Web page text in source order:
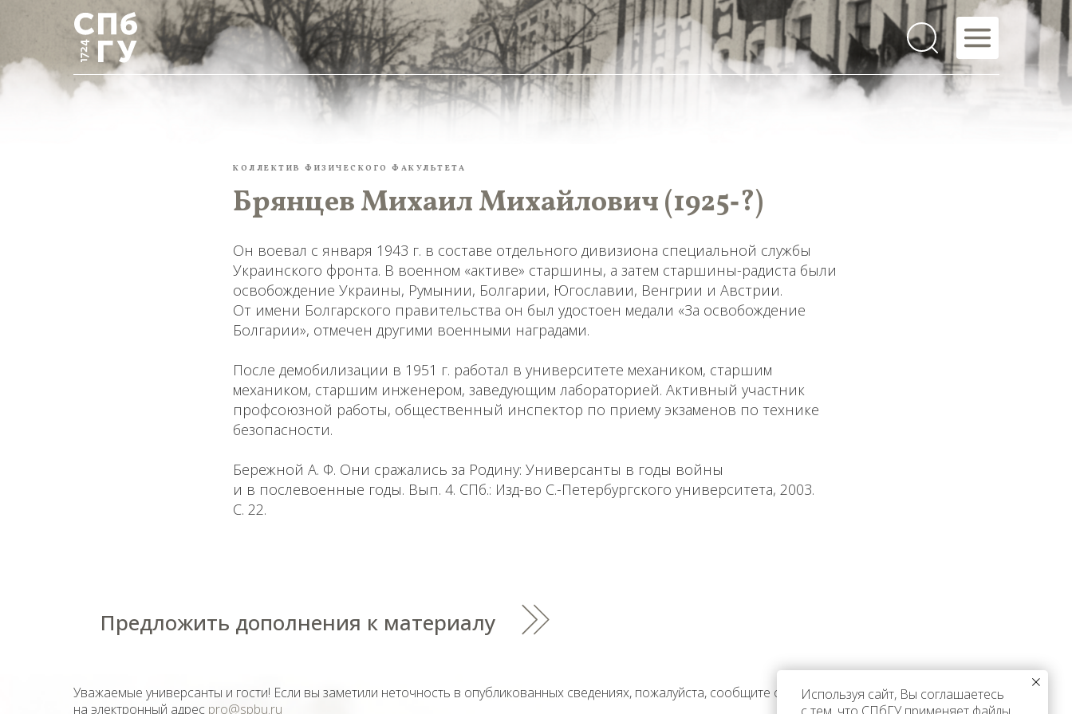
КОЛЛЕКТИВ ФИЗИЧЕСКОГО ФАКУЛЬТЕТА
Брянцев Михаил Михайлович (1925‑?)
Он воевал с января 1943 г. в составе отдельного дивизиона специальной службы
Украинского фронта. В военном «активе» старшины, а затем старшины-радиста были
освобождение Украины, Румынии, Болгарии, Югославии, Венгрии и Австрии.
От имени Болгарского правительства он был удостоен медали «За освобождение
Болгарии», отмечен другими военными наградами.
После демобилизации в 1951 г. работал в университете механиком, старшим
механиком, старшим инженером, заведующим лабораторией. Активный участник
профсоюзной работы, общественный инспектор по приему экзаменов по технике
безопасности.
Бережной А. Ф. Они сражались за Родину: Универсанты в годы войны
и в послевоенные годы. Вып. 4. СПб.: Изд-во С.-Петербургского университета, 2003.
С. 22.
Предложить дополнения к материалу
Уважаемые универсанты и гости! Если вы заметили неточность в опубликованных сведениях, пожалуйста, сообщите об этом
на электронный адрес pro@spbu.ru
Используя сайт, Вы соглашаетесь